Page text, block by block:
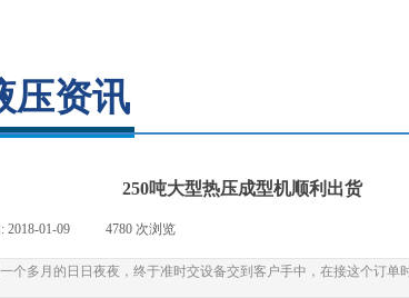
压资讯
250吨大型热压成型机顺利出货
2018-01-09 4780 次浏览
个多月的日日夜夜，终于准时交设备交到客户手中，在接这个订